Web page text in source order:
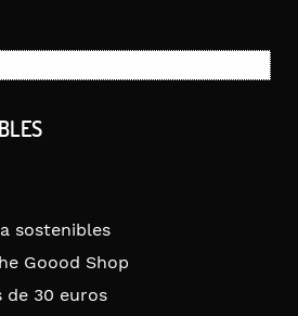
sostenibles
Goood Shop
de 30 euros